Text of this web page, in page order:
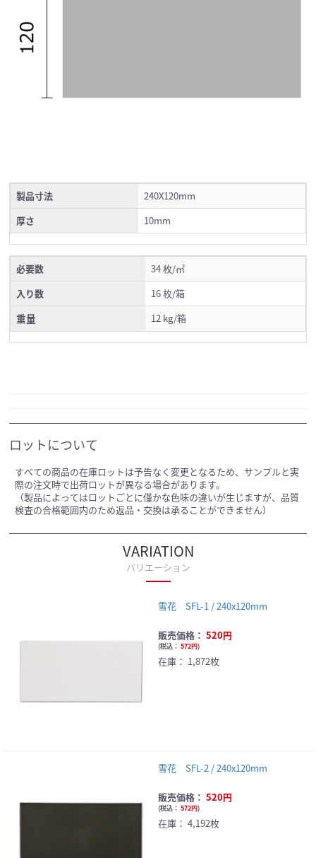
製品寸法
240X120mm
厚さ
10mm
必要数
34 枚/㎡
入り数
16 枚/箱
重量 12 kg/箱
ロットについて
すべての商品の在庫ロットは予告なく変更となるため、サンプルと実
際の注文時で出荷ロットが異なる場合があります。
（製品によってはロットごとに僅かな色味の違いが生じますが、品質
検査の合格範囲内のため返品・交換は承ることができません）
VARIATION
バリエーション
雪花 SFL-1 / 240x120mm
販売価格： 520円
(税込： 572円)
在庫： 1,872枚
雪花 SFL-2 / 240x120mm
販売価格： 520円
(税込： 572円)
在庫： 4,192枚